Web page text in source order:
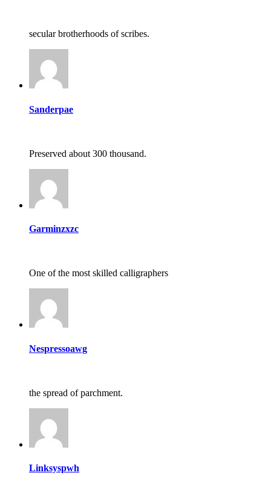
secular brotherhoods of scribes.
Sanderpae
Preserved about 300 thousand.
Garminzxzc
One of the most skilled calligraphers
Nespressoawg
the spread of parchment.
Linksyspwh